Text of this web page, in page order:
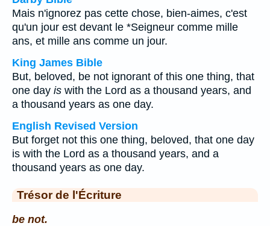
Mais n'ignorez pas cette chose, bien-aimes, c'est
qu'un jour est devant le *Seigneur comme mille
ans, et mille ans comme un jour.
King James Bible
But, beloved, be not ignorant of this one thing, that
one day is with the Lord as a thousand years, and
a thousand years as one day.
English Revised Version
But forget not this one thing, beloved, that one day
is with the Lord as a thousand years, and a
thousand years as one day.
Trésor de l'Écriture
be not.